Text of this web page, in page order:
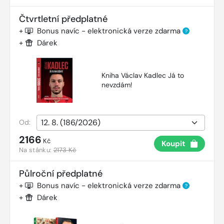
Čtvrtletní předplatné
+ Bonus navíc - elektronická verze zdarma ?
+ Dárek
Kniha Václav Kadlec Já to
nevzdám!
Od:
2166 Kč
Na stánku:2173 Kč
Koupit
Půlroční předplatné
+ Bonus navíc - elektronická verze zdarma ?
+ Dárek